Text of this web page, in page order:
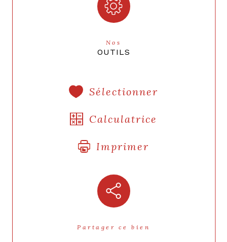
Nos
OUTILS
Sélectionner
Calculatrice
Imprimer
Partager ce bien